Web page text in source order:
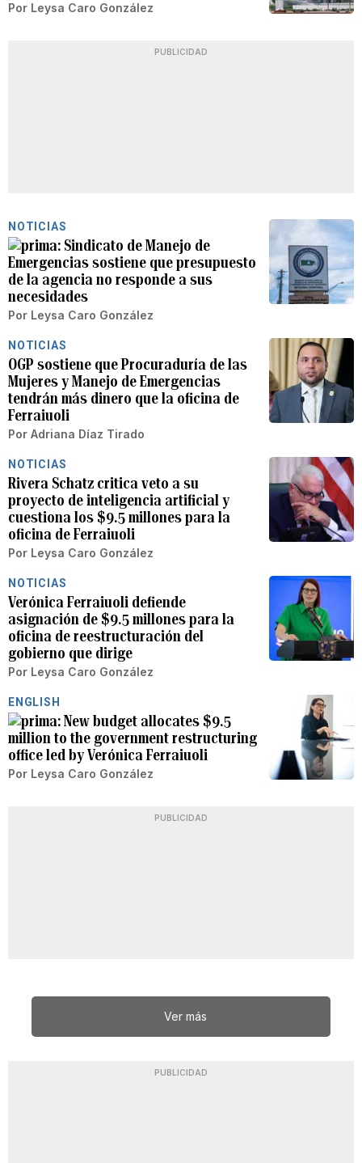
Por Leysa Caro González
PUBLICIDAD
NOTICIAS
Sindicato de Manejo de
Emergencias sostiene que presupuesto
de la agencia no responde a sus
necesidades
Por Leysa Caro González
NOTICIAS
OGP sostiene que Procuraduría de las
Mujeres y Manejo de Emergencias
tendrán más dinero que la oficina de
Ferraiuoli
Por Adriana Díaz Tirado
NOTICIAS
Rivera Schatz critica veto a su
proyecto de inteligencia artificial y
cuestiona los $9.5 millones para la
oficina de Ferraiuoli
Por Leysa Caro González
NOTICIAS
Verónica Ferraiuoli defiende
asignación de $9.5 millones para la
oficina de reestructuración del
gobierno que dirige
Por Leysa Caro González
ENGLISH
New budget allocates $9.5
million to the government restructuring
office led by Verónica Ferraiuoli
Por Leysa Caro González
PUBLICIDAD
Ver más
PUBLICIDAD